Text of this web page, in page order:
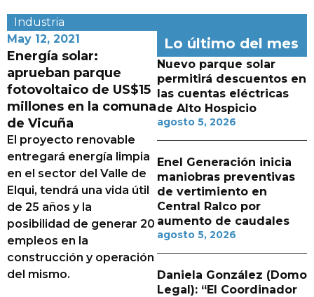
Industria
May 12, 2021
Energía solar:
aprueban parque
fotovoltaico de US$15
millones en la comuna
de Vicuña
El proyecto renovable
entregará energía limpia
en el sector del Valle de
Elqui, tendrá una vida útil
de 25 años y la
posibilidad de generar 20
empleos en la
construcción y operación
del mismo.
Lo último del mes
Nuevo parque solar
permitirá descuentos en
las cuentas eléctricas
de Alto Hospicio
agosto 5, 2026
Enel Generación inicia
maniobras preventivas
de vertimiento en
Central Ralco por
aumento de caudales
agosto 5, 2026
Daniela González (Domo
Legal): “El Coordinador